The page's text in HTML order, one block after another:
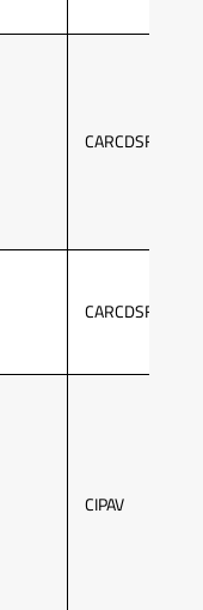
CARCDSF
CARCDSF
CIPAV